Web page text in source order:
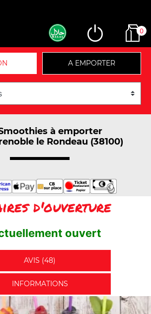
0
A EMPORTER
à emporter
le Rondeau (38100)
d'ouverture
ouvert
AVIS (48)
INFORMATIONS